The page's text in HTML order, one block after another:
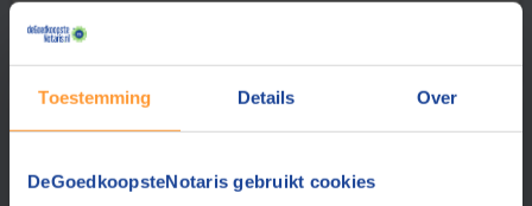
Toestemming Details Over
DeGoedkoopsteNotaris gebruikt cookies
Deze notaris biedt momenteel niet de mogelijkheid online
1 Vergelijk en bespaar
Vraag een offerte aan bij een andere notaris in de buurt